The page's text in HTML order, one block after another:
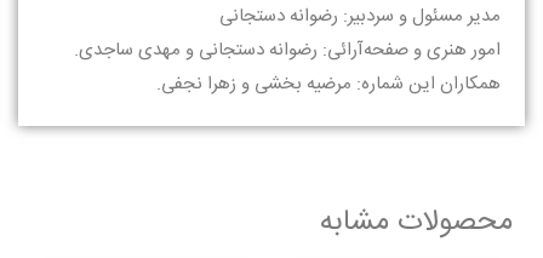
مدیر مسئول و سردبیر: رضوانه دستجانی
امور هنری و صفحه‌آرائی: رضوانه دستجانی و مهدی ساجدی.
همکاران این شماره: مرضیه بخشی و زهرا نجفی.
محصولات مشابه